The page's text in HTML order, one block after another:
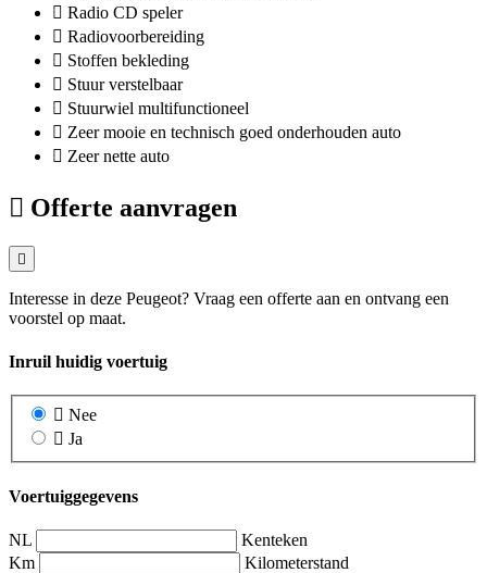
Radio CD speler
Radiovoorbereiding
Stoffen bekleding
Stuur verstelbaar
Stuurwiel multifunctioneel
Zeer mooie en technisch goed onderhouden auto
Zeer nette auto
Offerte aanvragen
Interesse in deze Peugeot? Vraag een offerte aan en ontvang een
voorstel op maat.
Inruil huidig voertuig
Nee
Ja
Voertuiggegevens
NL
Kenteken
Km
Kilometerstand